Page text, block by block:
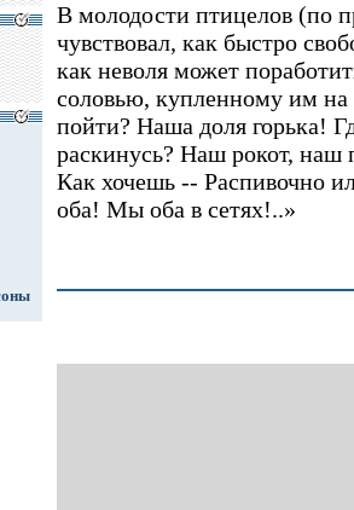
В молодости птицелов (по
чувствовал, как быстро
как неволя может
соловью, купленному им
пойти? Наша доля горька!
раскинусь? Наш рокот, наш
Как хочешь -- Распивочно
оба! Мы оба в сетях!..»